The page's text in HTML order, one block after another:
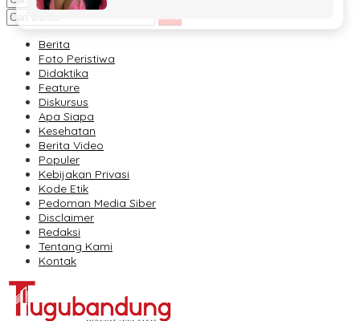
Berita
Foto Peristiwa
Didaktika
Feature
Diskursus
Apa Siapa
Kesehatan
Berita Video
Populer
Kebijakan Privasi
Kode Etik
Pedoman Media Siber
Disclaimer
Redaksi
Tentang Kami
Kontak